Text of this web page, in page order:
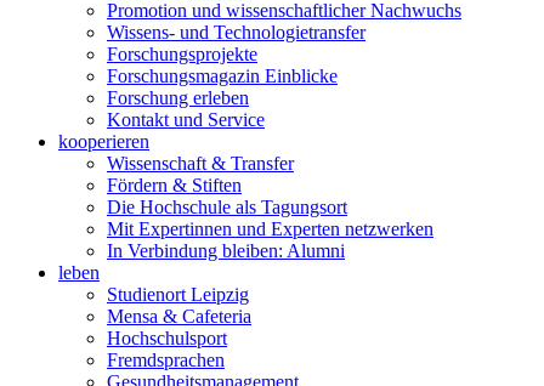
Promotion und wissenschaftlicher Nachwuchs
Wissens- und Technologietransfer
Forschungsprojekte
Forschungsmagazin Einblicke
Forschung erleben
Kontakt und Service
kooperieren
Wissenschaft & Transfer
Fördern & Stiften
Die Hochschule als Tagungsort
Mit Expertinnen und Experten netzwerken
In Verbindung bleiben: Alumni
leben
Studienort Leipzig
Mensa & Cafeteria
Hochschulsport
Fremdsprachen
Gesundheitsmanagement